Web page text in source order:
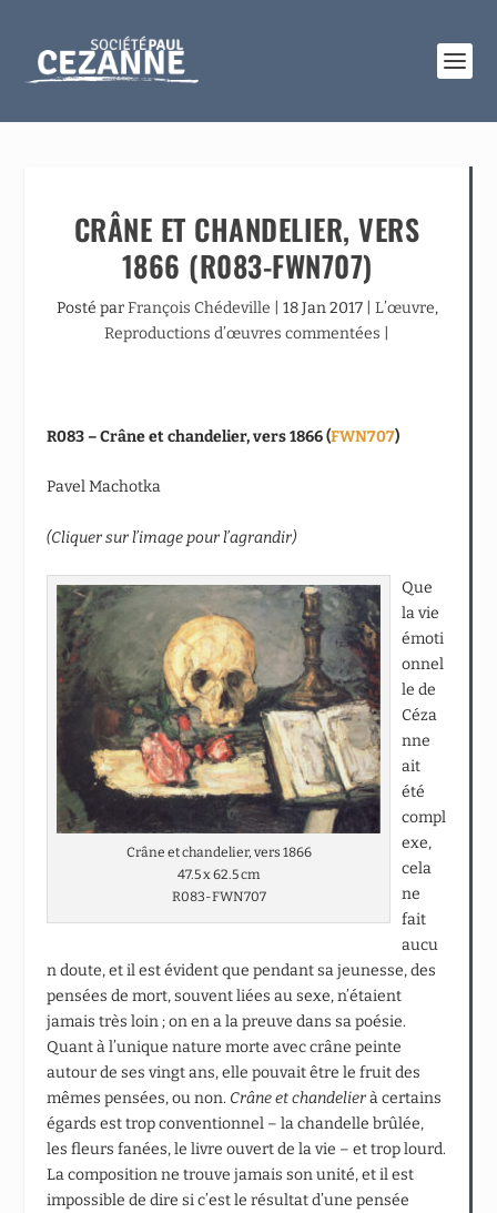
CRÂNE ET CHANDELIER, VERS
1866 (R083-FWN707)
Posté parFrançois Chédeville 18 Jan 2017| L’œuvre,
Reproductions d’œuvres commentées
R083 – Crâne et chandelier, vers 1866 (FWN707)
Pavel Machotka
(Cliquer sur l’image pour l’agrandir)
Crâne et chandelier, vers 1866
47.5 x 62.5 cm
R083-FWN707
Que
la vie
émoti
onnel
le de
Céza
nne
ait
été
compl
exe,
cela
ne
fait
aucu
n doute, et il est évident que pendant sa jeunesse, des
pensées de mort, souvent liées au sexe, n’étaient
jamais très loin ; on en a la preuve dans sa poésie.
Quant à l’unique nature morte avec crâne peinte
autour de ses vingt ans, elle pouvait être le fruit des
mêmes pensées, ou non. Crâne et chandelierà certains
égards est trop conventionnel – la chandelle brûlée,
les fleurs fanées, le livre ouvert de la vie – et trop lourd.
La composition ne trouve jamais son unité, et il est
impossible de dire si c’est le résultat d’une pensée